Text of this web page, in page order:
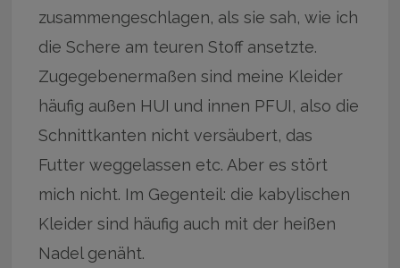
zusammengeschlagen, als sie sah, wie ich
die Schere am teuren Stoff ansetzte.
Zugegebenermaßen sind meine Kleider
häufig außen HUI und innen PFUI, also die
Schnittkanten nicht versäubert, das
Futter weggelassen etc. Aber es stört
mich nicht. Im Gegenteil: die kabylischen
Kleider sind häufig auch mit der heißen
Nadel genäht.